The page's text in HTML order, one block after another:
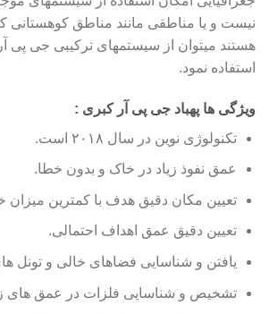
نیست و یا مناطقی مانند مناطق کوهستانی
هستند میتوان از سیستمهای ترکیبی جی پی آر
استفاده نمود.
ویژگی ها پهباد جی پی آر کبری :
تکنولوژی نوین در سال ۲۰۱۸ است.
عمق نفوذ زیاد در خاک و بدون خطا.
تعیین مکان دقیق هدف با کمترین میزان
تعیین دقیق عمق اهداف احتمالی.
یافتن و شناسایی فضاهای خالی و تونل
تشخیص و شناسایی فلزات در عمق های